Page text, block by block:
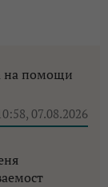
на помощи
07.08.2026